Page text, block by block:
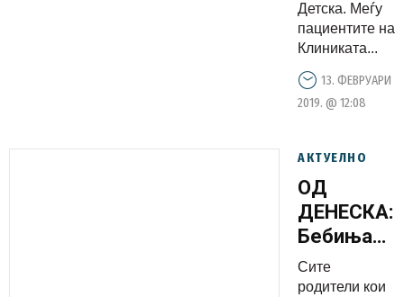
Детска. Меѓу
пациентите на
Клиниката...
13. ФЕВРУАРИ
2019. @ 12:08
АКТУЕЛНО
ОД
ДЕНЕСКА:
Бебињата
наместо
на една
Сите
родители кои